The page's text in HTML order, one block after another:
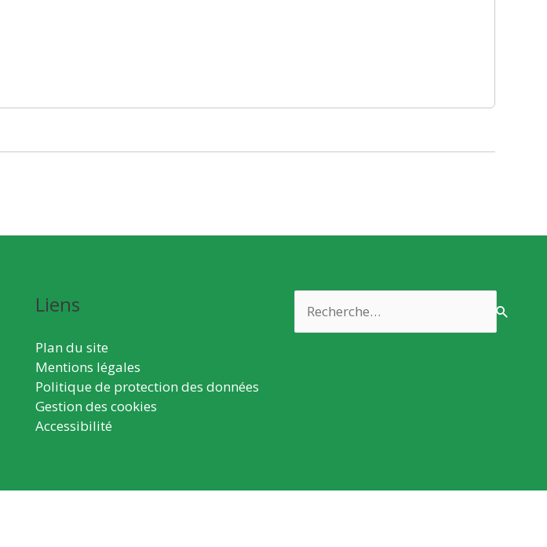
Liens
Plan du site
Mentions légales
Politique de protection des données
Gestion des cookies
Accessibilité